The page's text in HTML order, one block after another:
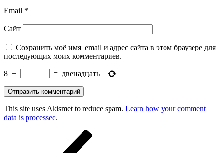
Email *
Сайт
Сохранить моё имя, email и адрес сайта в этом браузере для
последующих моих комментариев.
8 + = двенадцать
This site uses Akismet to reduce spam. Learn how your comment
data is processed.